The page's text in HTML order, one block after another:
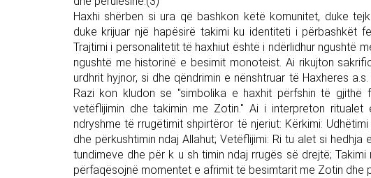
Haxhi shërben si ura që bashkon këtë komunitet, duke
duke krijuar një hapësirë takimi ku identiteti i përbashkët
Trajtimi i personalitetit të haxhiut është i ndërlidhur ngushtë
ngushtë me historinë e besimit monoteist. Ai rikujton
urdhrit hyjnor, si dhe qëndrimin e nënshtruar të Haxheres
Razi kon kludon se "simbolika e haxhit përfshin të gjithë
vetëflijimin dhe takimin me Zotin." Ai i interpreton
ndryshme të rrugëtimit shpirtëror të njeriut: Kërkimi:
dhe përkushtimin ndaj Allahut; Vetëflijimi: Ri tu alet si
tundimeve dhe për k u sh timin ndaj rrugës së drejtë;
përfaqësojnë momentet e afrimit të besimtarit me Zotin dhe